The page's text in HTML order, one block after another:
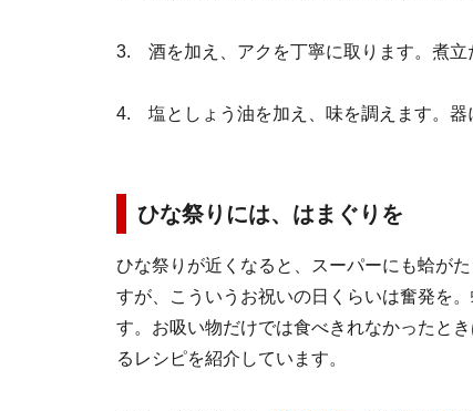
3. 酒を加え、アクを丁寧に取ります。煮立
4. 塩としょう油を加え、味を調えます。器
ひな祭りには、はまぐりを
ひな祭りが近くなると、スーパーにも蛤が
すが、こういうお祝いの日くらいは奮発を
す。お吸い物だけでは食べきれなかったと
るレシピを紹介しています。